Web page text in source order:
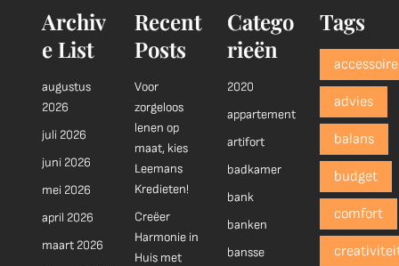
Archiv
e List
augustus
2026
juli 2026
juni 2026
mei 2026
april 2026
maart 2026
Recent
Posts
Voor
zorgeloos
lenen op
maat, kies
Leemans
Kredieten!
Creëer
Harmonie in
Huis met
Catego
rieën
2020
appartement
artifort
badkamer
bank
banken
bansse
Tags
advies
balans
budget
comfort